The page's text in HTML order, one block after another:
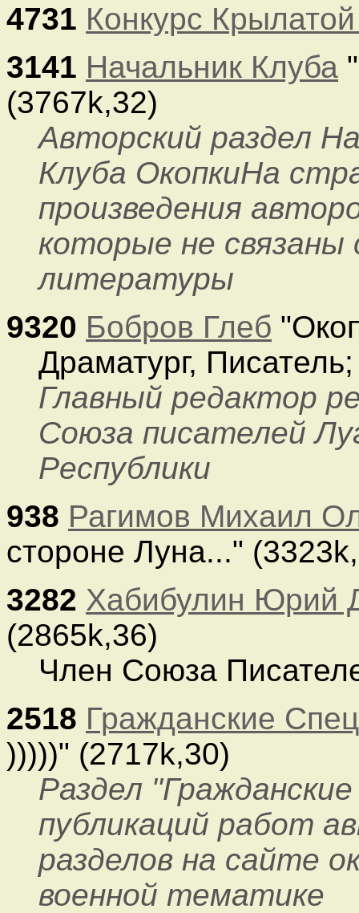
4731 Конкурс
3141 Начальник Клуба
(3767k,32)
Авторский раздел
Клуба ОкопкиНа
произведения
которые не
литературы
9320 Бобров Глеб
Драматург,
Главный редактор
Союза писателей
Республики
938 Рагимов Михаил
стороне Луна..."
3282 Хабибулин Юрий
(2865k,36)
Член Союза
2518 Гражданские
)))))" (2717k,30)
Раздел
публикаций работ
разделов на сайте
военной тематике